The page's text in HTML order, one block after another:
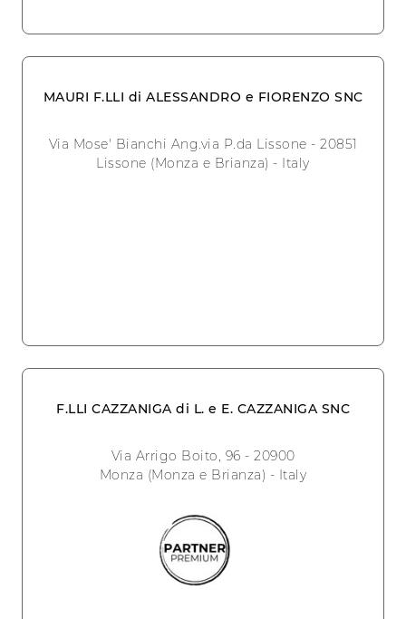
MAURI F.LLI di ALESSANDRO e FIORENZO SNC
Via Mose' Bianchi Ang.via P.da Lissone - 20851
Lissone (Monza e Brianza) - Italy
F.LLI CAZZANIGA di L. e E. CAZZANIGA SNC
Via Arrigo Boito, 96 - 20900
Monza (Monza e Brianza) - Italy